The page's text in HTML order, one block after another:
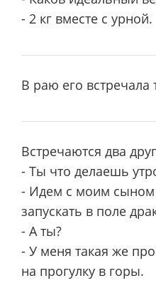
- 2 кг вместе с урной.
В раю его
Встречаются два
- Ты что делаешь
- Идем с моим сыном
запускать в поле
- А ты?
- У меня такая же
на прогулку в горы.